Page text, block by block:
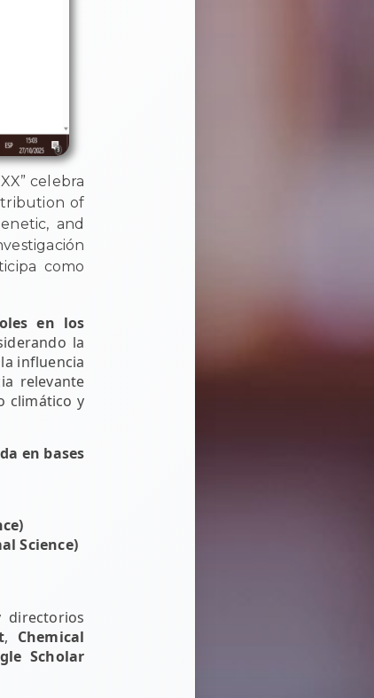
celebra
of
and
como
en los
la
influencia
relevante
climático y
en bases
Science)
directorios
, Chemical
Scholar